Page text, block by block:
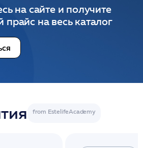
на сайте и получите
на весь каталог